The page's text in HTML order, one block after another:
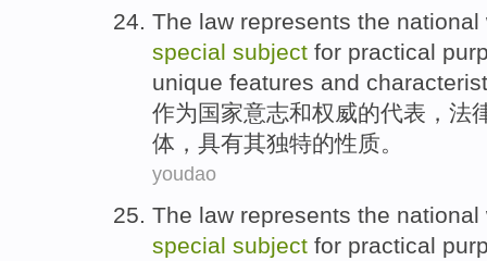
The law represents the national
special subject for practical
unique features and
作为 国家意志和权威的代表 ， 法
体 ， 具有其独特的性质。
youdao
The law represents the national
special subject for practical